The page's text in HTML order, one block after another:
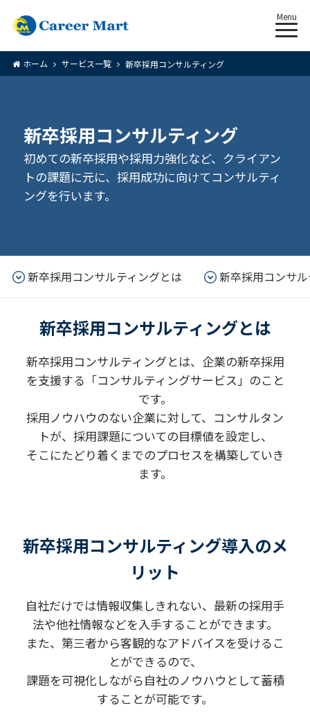
Menu
ホーム サービス一覧 新卒採用コンサルティング
新卒採用コンサルティング
初めての新卒採用や採用力強化など、クライアン
トの課題に元に、採用成功に向けてコンサルティ
ングを行います。
新卒採用コンサルティングとは 新卒採用コンサ
新卒採用コンサルティングとは
新卒採用コンサルティングとは、企業の新卒採用
を支援する「コンサルティングサービス」のこと
です。
採用ノウハウのない企業に対して、コンサルタン
トが、採用課題についての目標値を設定し、
そこにたどり着くまでのプロセスを構築していき
ます。
新卒採用コンサルティング導入のメ
リット
自社だけでは情報収集しきれない、最新の採用手
法や他社情報などを入手することができます。
また、第三者から客観的なアドバイスを受けるこ
とができるので、
課題を可視化しながら自社のノウハウとして蓄積
することが可能です。